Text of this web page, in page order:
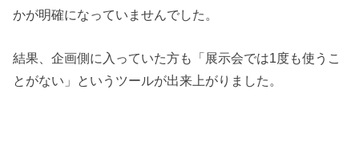
かが明確になっていませんでした。
結果、企画側に入っていた方も「展示会では1度も使うこ
とがない」というツールが出来上がりました。